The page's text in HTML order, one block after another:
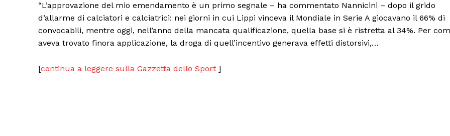
“L’approvazione del mio emendamento è un primo segnale – ha commentato Nannicini – dopo il grido
d’allarme di calciatori e calciatrici: nei giorni in cui Lippi vinceva il Mondiale in Serie A giocavano il 66% di
convocabili, mentre oggi, nell’anno della mancata qualificazione, quella base si è ristretta al 34%. Per
aveva trovato finora applicazione, la droga di quell’incentivo generava effetti distorsivi,…
[continua a leggere sulla Gazzetta dello Sport ]